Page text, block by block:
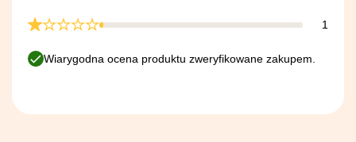
1
Wiarygodna ocena produktu zweryfikowane zakupem.